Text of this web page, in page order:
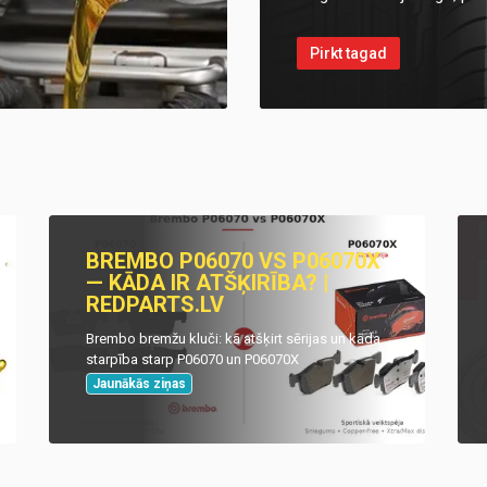
Pirkt tagad
BREMBO P06070 VS P06070X
— KĀDA IR ATŠĶIRĪBA? |
REDPARTS.LV
Brembo bremžu kluči: kā atšķirt sērijas un kāda
starpība starp P06070 un P06070X
Jaunākās ziņas